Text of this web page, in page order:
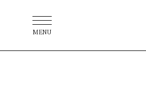
MENU